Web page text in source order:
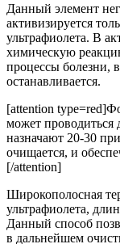
Данный элемент
активизируется
ультрафиолета. В
химическую
процессы болезни,
останавливается.
[attention
может проводиться
назначают 20-30
очищается, и
[/attention]
Широкополосная
ультрафиолета,
Данный способ
в дальнейшем